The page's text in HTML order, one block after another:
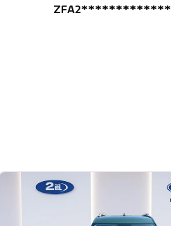
ZFA2*************